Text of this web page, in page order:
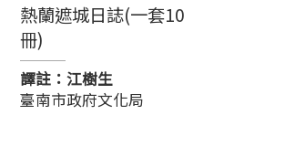
熱蘭遮城日誌(一套10
冊)
譯註：江樹生
臺南市政府文化局